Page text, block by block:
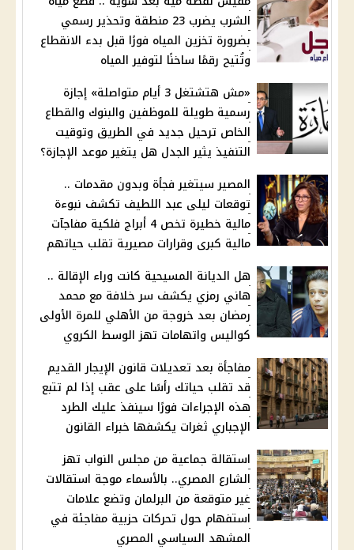
الشرب يضرب 23 منطقة وتحذير رسمي
بضرورة تخزين المياه فورًا قبل بدء الانقطاع
وتُتيح رقمًا ساخنًا لتوفير المياه
«مش هتشتغل 3 أيام متواصلة» إجازة
رسمية طويلة للموظفين والبنوك والقطاع
الخاص ترحيل جديد في الطريق وتوقيت
التنفيذ يثير الجدل هل يتغير موعد الإجازة؟
المصير سيتغير فجأة وبدون مقدمات ..
توقعات ليلى عبد اللطيف تكشف نبوءة
مالية خطيرة تخص 4 أبراج فلكية مفاجآت
مالية كبرى وقرارات مصيرية تقلب حياتهم
هل الديانة المسيحية كانت وراء الإقالة ..
هاني رمزي يكشف سر خلافة مع محمد
رمضان بعد خروجة من الأهلي للمرة الأولى
كواليس واتهامات تهز الوسط الكروي
مفاجأة بعد تعديلات قانون الإيجار القديم
قد تقلب حياتك رأسًا على عقب إذا لم تتبع
هذه الإجراءات فورًا سينفذ عليك الطرد
الإجباري ثغرات يكشفها خبراء القانون
استقالة جماعية من مجلس النواب تهز
الشارع المصري.. بالأسماء موجة استقالات
غير متوقعة من البرلمان وتضع علامات
استفهام حول تحركات حزبية مفاجئة في
المشهد السياسي المصري